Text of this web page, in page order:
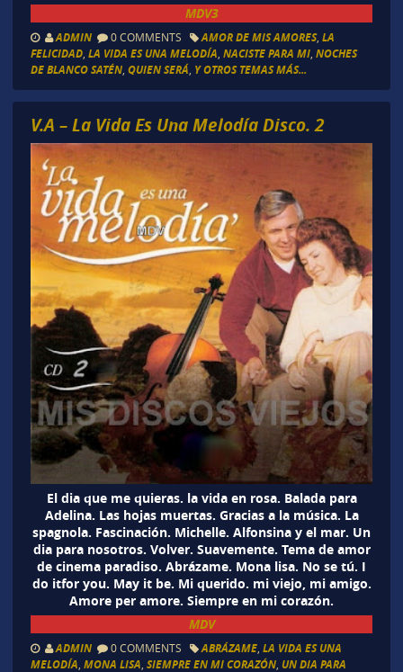
MDV3
ADMIN 0 COMMENTS AMOR DE MIS AMORES, LA
FELICIDAD, LA VIDA ES UNA MELODÍA NACISTE PARA MI, NOCHES
DE BLANCO SATÉN, QUIEN SERÁ Y OTROS TEMAS MÁS...
V.A – La Vida Es Una Melodía Disco. 2
El dia que me quieras. la vida en rosa. Balada para
Adelina. Las hojas muertas. Gracias a la música. La
spagnola. Fascinación. Michelle. Alfonsina y el mar. Un
dia para nosotros. Volver. Suavemente. Tema de amor
de cinema paradiso. Abrázame. Mona lisa. No se tú. I
do itfor you. May it be. Mi querido. mi viejo, mi amigo.
Amore per amore. Siempre en mi corazón.
MDV
ADMIN 0 COMMENTS ABRÁZAME, LA VIDA ES UNA
MELODÍA MONA LISA SIEMPRE EN MI CORAZÓN, UN DIA PARA